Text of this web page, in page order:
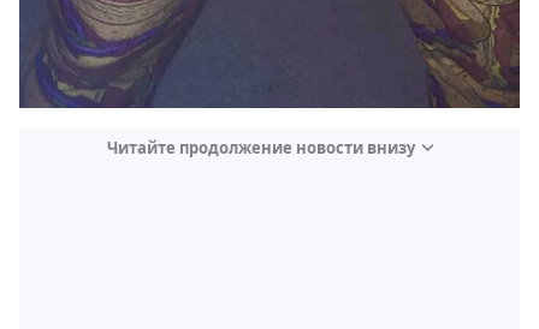
Читайте продолжение новости внизу